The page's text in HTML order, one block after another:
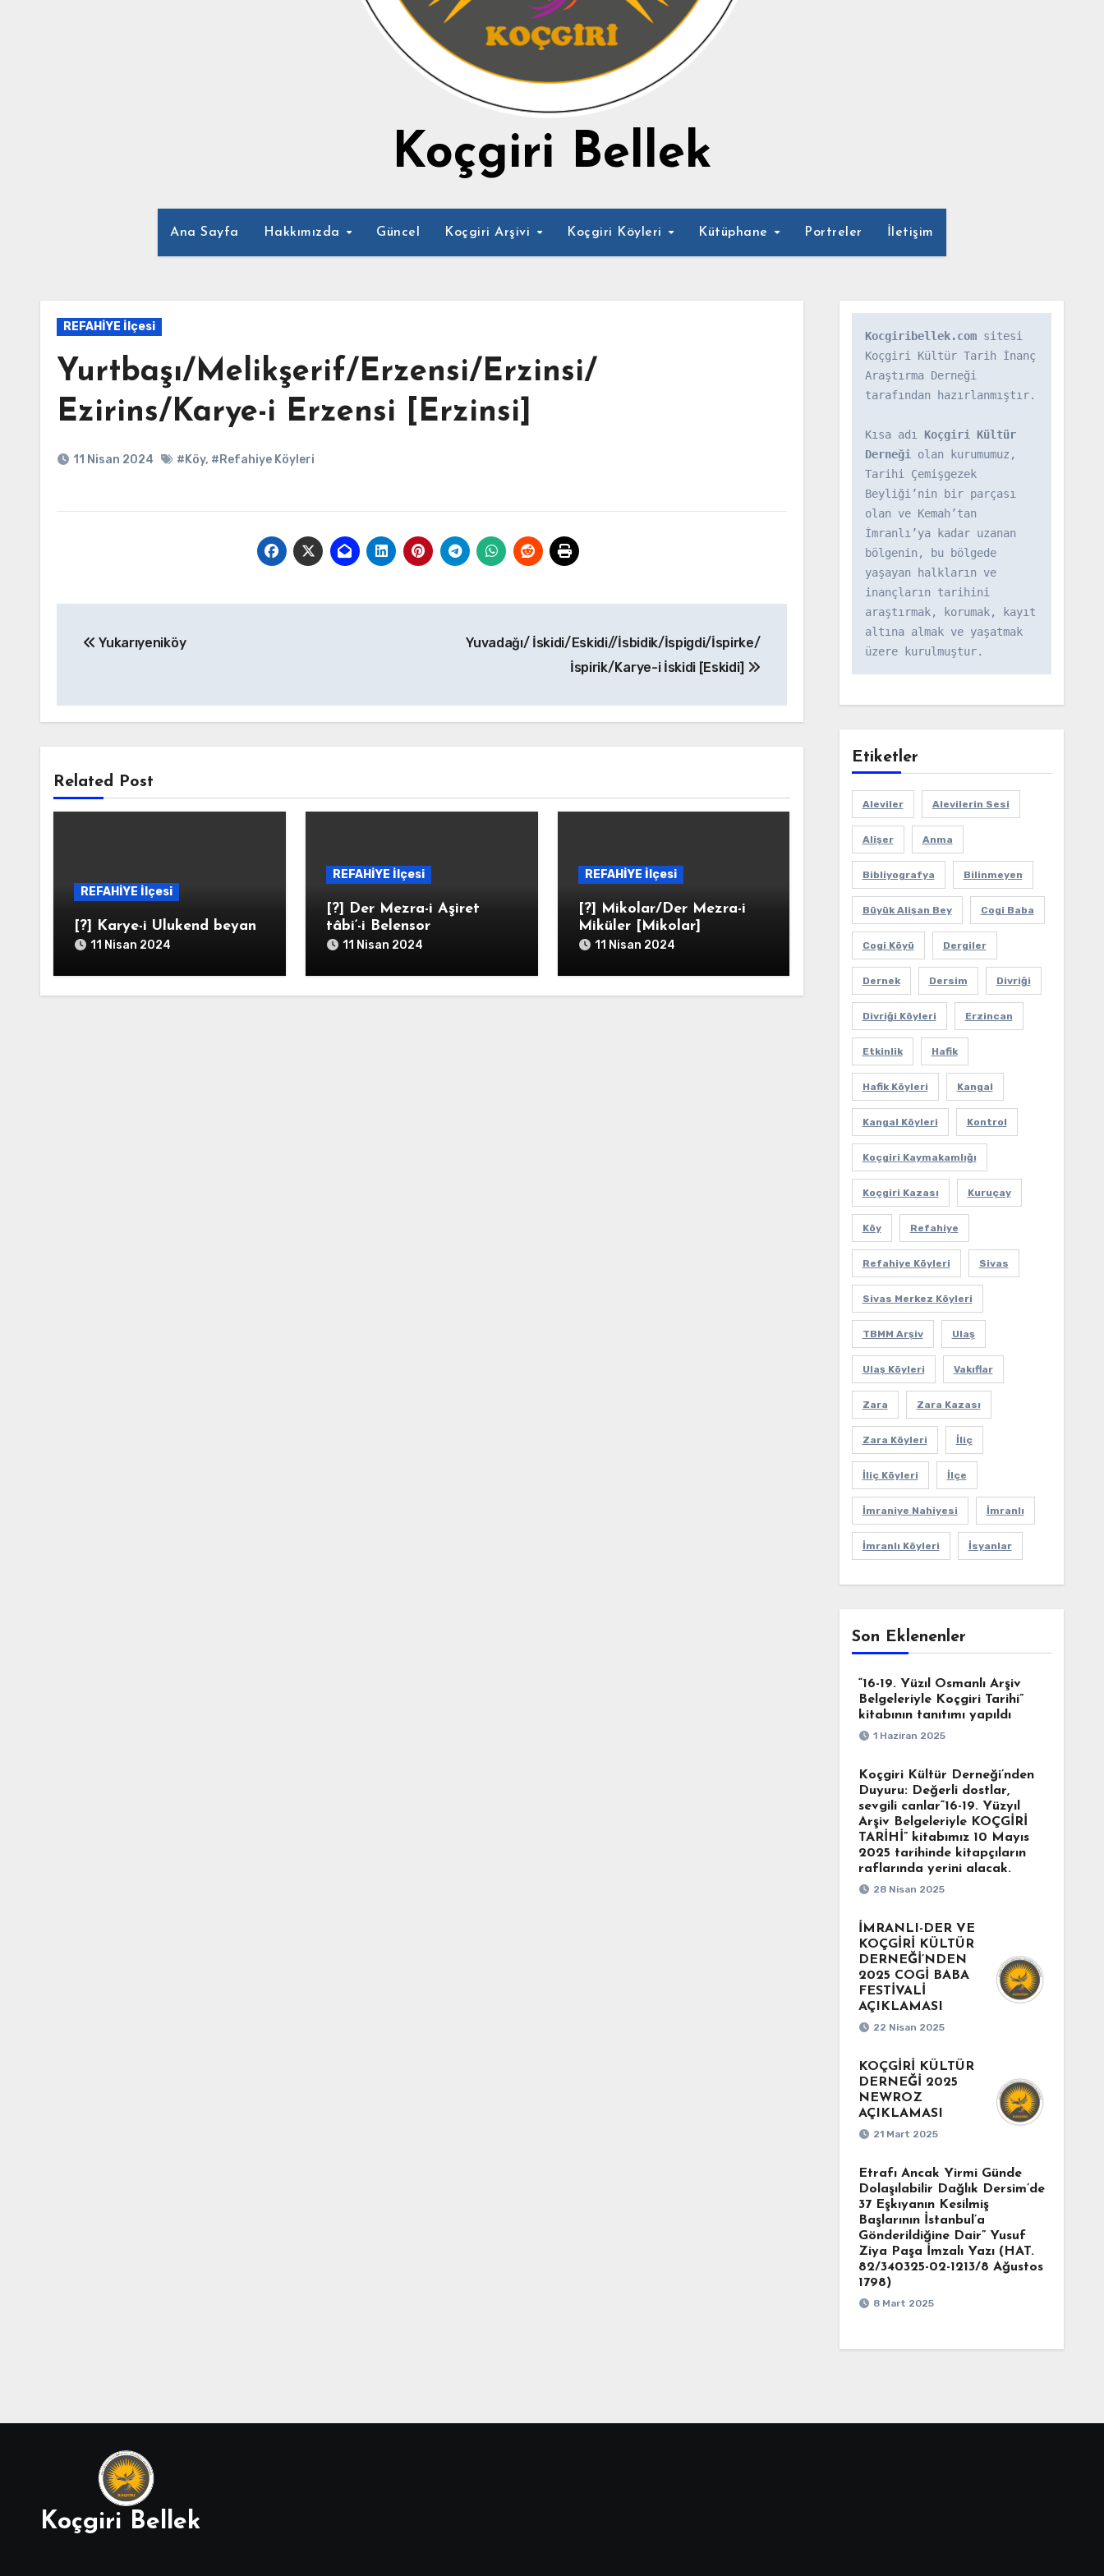
Koçgiri Bellek
Ana Sayfa Hakkımızda Güncel Koçgiri Arşivi Koçgiri Köyleri Kütüphane Portreler İletişim
REFAHİYE İlçesi
Yurtbaşı/Melikşerif/Erzensi/Erzinsi/
Ezirins/Karye-i Erzensi [Erzinsi]
11 Nisan 2024 #Köy, #Refahiye Köyleri
gezinmesi
Yukarıyeniköy
Yuvadağı/ İskidi/Eskidi//İsbidik/İspigdi/İspirke/
İspirik/Karye-i İskidi [Eskidi]
Related Post
REFAHİYE İlçesi
[?] Karye-i Ulukend beyan
11 Nisan 2024
REFAHİYE İlçesi
[?] Der Mezra-i Aşiret
tâbi‘-i Belensor
11 Nisan 2024
REFAHİYE İlçesi
[?] Mikolar/Der Mezra-i
Miküler [Mikolar]
11 Nisan 2024
Kocgiribellek.com sitesi
Koçgiri Kültür Tarih İnanç
Araştırma Derneği
tarafından hazırlanmıştır.
Kısa adı Koçgiri Kültür
Derneği olan kurumumuz,
Tarihi Çemişgezek
Beyliği’nin bir parçası
olan ve Kemah’tan
İmranlı’ya kadar uzanan
bölgenin, bu bölgede
yaşayan halkların ve
inançların tarihini
araştırmak, korumak, kayıt
altına almak ve yaşatmak
üzere kurulmuştur.
Etiketler
Aleviler Alevilerin Sesi
Alişer Anma
Bibliyografya Bilinmeyen
Büyük Alişan Bey Cogi Baba
Cogi Köyü Dergiler
Dernek Dersim Divriği
Divriği Köyleri Erzincan
Etkinlik Hafik
Hafik Köyleri Kangal
Kangal Köyleri Kontrol
Koçgiri Kaymakamlığı
Koçgiri Kazası Kuruçay
Köy Refahiye
Refahiye Köyleri Sivas
Sivas Merkez Köyleri
TBMM Arşiv Ulaş
Ulaş Köyleri Vakıflar
Zara Zara Kazası
Zara Köyleri İliç
İliç Köyleri İlçe
İmraniye Nahiyesi İmranlı
İmranlı Köyleri İsyanlar
Son Eklenenler
“16-19. Yüzıl Osmanlı Arşiv
Belgeleriyle Koçgiri Tarihi”
kitabının tanıtımı yapıldı
1 Haziran 2025
Koçgiri Kültür Derneği’nden
Duyuru: Değerli dostlar,
sevgili canlar“16-19. Yüzyıl
Arşiv Belgeleriyle KOÇGİRİ
TARİHİ” kitabımız 10 Mayıs
2025 tarihinde kitapçıların
raflarında yerini alacak.
28 Nisan 2025
İMRANLI-DER VE
KOÇGİRİ KÜLTÜR
DERNEĞİ’NDEN
2025 COGİ BABA
FESTİVALİ
AÇIKLAMASI
22 Nisan 2025
KOÇGİRİ KÜLTÜR
DERNEĞİ 2025
NEWROZ
AÇIKLAMASI
21 Mart 2025
Etrafı Ancak Yirmi Günde
Dolaşılabilir Dağlık Dersim’de
37 Eşkıyanın Kesilmiş
Başlarının İstanbul’a
Gönderildiğine Dair” Yusuf
Ziya Paşa İmzalı Yazı (HAT.
82/340325-02-1213/8 Ağustos
1798)
8 Mart 2025
Koçgiri Bellek